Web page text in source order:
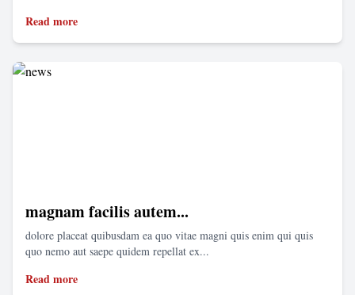
Read more
magnam facilis autem...
dolore placeat quibusdam ea quo vitae magni quis enim qui quis
quo nemo aut saepe quidem repellat ex...
Read more